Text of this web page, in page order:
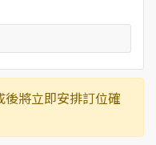
將立即安排訂位確